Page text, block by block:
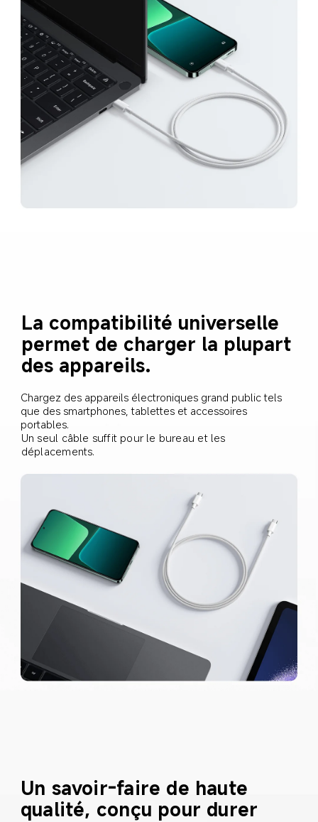
La compatibilité universelle
permet de charger la plupart
des appareils.
Chargez des appareils électroniques grand public tels
que des smartphones, tablettes et accessoires
portables.
Un seul câble suffit pour le bureau et les
déplacements.
Un savoir-faire de haute
qualité, conçu pour durer